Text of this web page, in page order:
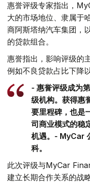
惠誉评级专家指出，
大的市场地位、隶属于
商阿斯塔纳汽车集团，
的贷款组合。
惠誉指出，影响评级的
例如不良贷款占比下降
- 惠誉评级成为
级机构。获得惠
要里程碑，也是
司商业模式的稳
机遇。- MyCar
科。
此次评级与MyCar
建立长期合作关系的战